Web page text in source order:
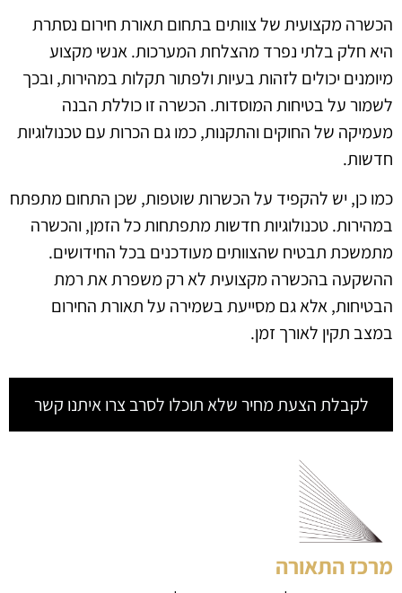
הכשרה מקצועית של צוותים בתחום תאורת חירום נסתרת
היא חלק בלתי נפרד מהצלחת המערכות. אנשי מקצוע
מיומנים יכולים לזהות בעיות ולפתור תקלות במהירות, ובכך
לשמור על בטיחות המוסדות. הכשרה זו כוללת הבנה
מעמיקה של החוקים והתקנות, כמו גם הכרות עם טכנולוגיות
חדשות.
כמו כן, יש להקפיד על הכשרות שוטפות, שכן התחום מתפתח
במהירות. טכנולוגיות חדשות מתפתחות כל הזמן, והכשרה
מתמשכת תבטיח שהצוותים מעודכנים בכל החידושים.
ההשקעה בהכשרה מקצועית לא רק משפרת את רמת
הבטיחות, אלא גם מסייעת בשמירה על תאורת החירום
במצב תקין לאורך זמן.
לקבלת הצעת מחיר שלא תוכלו לסרב צרו איתנו קשר
מרכז התאורה